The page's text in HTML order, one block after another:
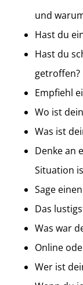
und
Hast du
Hast du
getroffen?
Empfiehl
Wo ist
Was ist
Denke an
Situation
Sage
Das
Was war
Online
Wer ist